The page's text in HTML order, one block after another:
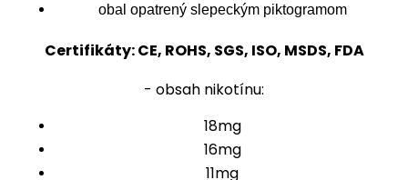
obal opatrený slepeckým piktogramom
Certifikáty: CE, ROHS, SGS, ISO, MSDS, FDA
- obsah nikotínu:
18mg
16mg
11mg